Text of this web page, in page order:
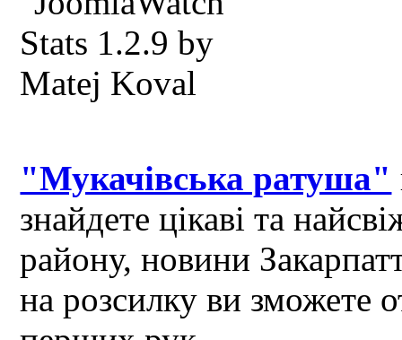
"Мукачівська ратуша"
знайдете цікаві та
району, новини
на розсилку ви зможете